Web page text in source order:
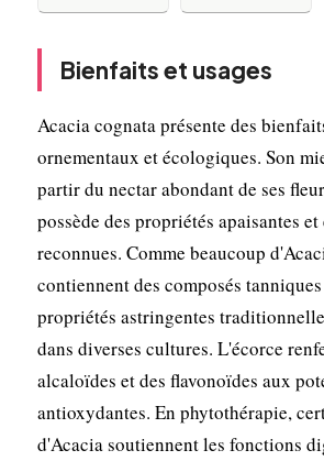
Bienfaits et usages
Acacia cognata présente des
ornementaux et écologiques. Son
partir du nectar abondant de ses
possède des propriétés apaisantes
reconnues. Comme beaucoup
contiennent des composés
propriétés astringentes
dans diverses cultures. L'écorce
alcaloïdes et des flavonoïdes aux
antioxydantes. En phytothérapie,
d'Acacia soutiennent les fonctions